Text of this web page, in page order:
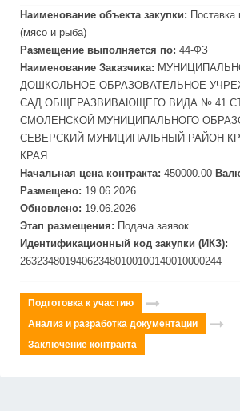
Наименование объекта закупки: Поставка
(мясо и рыба)
Размещение выполняется по: 44-ФЗ
Наименование Заказчика:
ДОШКОЛЬНОЕ ОБРАЗОВАТЕЛЬНОЕ
САД ОБЩЕРАЗВИВАЮЩЕГО ВИДА № 41
СМОЛЕНСКОЙ МУНИЦИПАЛЬНОГО
СЕВЕРСКИЙ МУНИЦИПАЛЬНЫЙ РАЙОН
КРАЯ
Начальная цена контракта: 450000.00
Размещено: 19.06.2026
Обновлено: 19.06.2026
Этап размещения: Подача заявок
Идентификационный код закупки (ИКЗ):
263234801940623480100100140010000244
Подготовка к участию
Анализ и разработка документации
Заключение контракта